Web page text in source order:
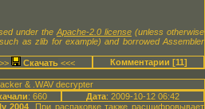
under the Apache-2.0 license(unless otherwise
as zlib for example) and borrowed Assembler
<<< Комментарии [11]
& .WAV decrypter
: 660 Дата: 2009-10-12 06:42
2004 . При распаковке также расшифровывает